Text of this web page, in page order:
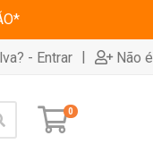
- Entrar | Não
0